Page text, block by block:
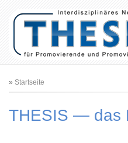
Pfadnavigation
Startseite
THESIS — das